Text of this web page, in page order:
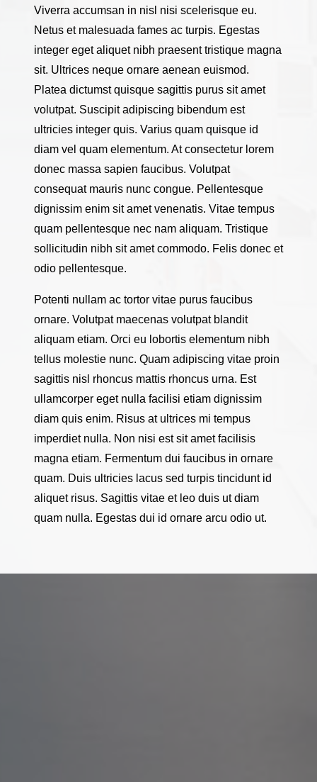
Viverra accumsan in nisl nisi scelerisque eu.
Netus et malesuada fames ac turpis. Egestas
integer eget aliquet nibh praesent tristique magna
sit. Ultrices neque ornare aenean euismod.
Platea dictumst quisque sagittis purus sit amet
volutpat. Suscipit adipiscing bibendum est
ultricies integer quis. Varius quam quisque id
diam vel quam elementum. At consectetur lorem
donec massa sapien faucibus. Volutpat
consequat mauris nunc congue. Pellentesque
dignissim enim sit amet venenatis. Vitae tempus
quam pellentesque nec nam aliquam. Tristique
sollicitudin nibh sit amet commodo. Felis donec et
odio pellentesque.
Potenti nullam ac tortor vitae purus faucibus
ornare. Volutpat maecenas volutpat blandit
aliquam etiam. Orci eu lobortis elementum nibh
tellus molestie nunc. Quam adipiscing vitae proin
sagittis nisl rhoncus mattis rhoncus urna. Est
ullamcorper eget nulla facilisi etiam dignissim
diam quis enim. Risus at ultrices mi tempus
imperdiet nulla. Non nisi est sit amet facilisis
magna etiam. Fermentum dui faucibus in ornare
quam. Duis ultricies lacus sed turpis tincidunt id
aliquet risus. Sagittis vitae et leo duis ut diam
quam nulla. Egestas dui id ornare arcu odio ut.